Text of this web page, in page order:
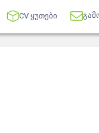
CV ყუთები